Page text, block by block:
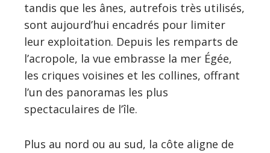
tandis que les ânes, autrefois très utilisés,
sont aujourd’hui encadrés pour limiter
leur exploitation. Depuis les remparts de
l’acropole, la vue embrasse la mer Égée,
les criques voisines et les collines, offrant
l’un des panoramas les plus
spectaculaires de l’île.
Plus au nord ou au sud, la côte aligne de